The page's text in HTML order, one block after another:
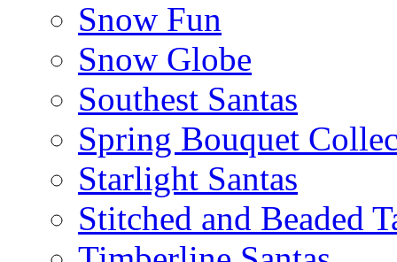
Snow Fun
Snow Globe
Southest Santas
Spring Bouquet
Starlight Santas
Stitched and Beaded